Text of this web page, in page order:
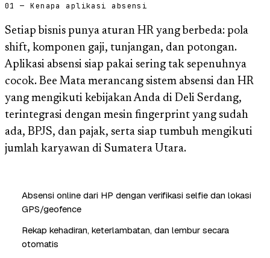
01 — Kenapa aplikasi absensi
Setiap bisnis punya aturan HR yang berbeda: pola
shift, komponen gaji, tunjangan, dan potongan.
Aplikasi absensi siap pakai sering tak sepenuhnya
cocok. Bee Mata merancang sistem absensi dan HR
yang mengikuti kebijakan Anda di Deli Serdang,
terintegrasi dengan mesin fingerprint yang sudah
ada, BPJS, dan pajak, serta siap tumbuh mengikuti
jumlah karyawan di Sumatera Utara.
Absensi online dari HP dengan verifikasi selfie dan lokasi
GPS/geofence
Rekap kehadiran, keterlambatan, dan lembur secara
otomatis